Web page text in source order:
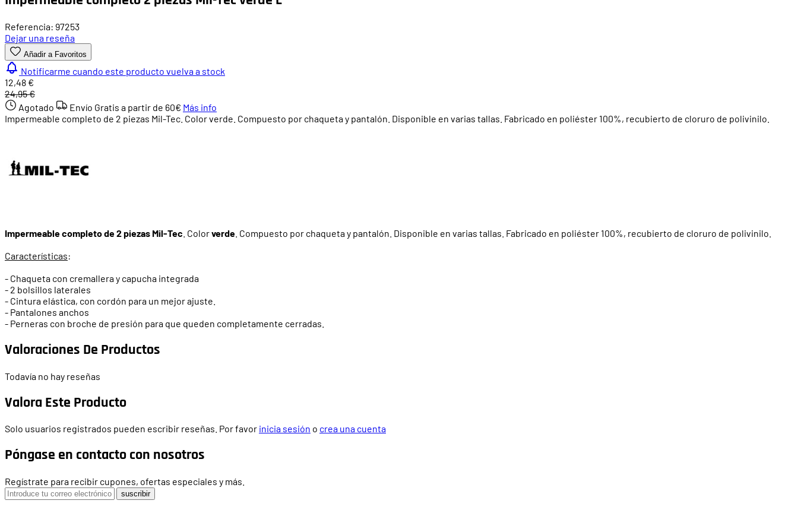
Referencia: 97253
Dejar una reseña
Añadir a Favoritos
Notificarme cuando este producto vuelva a stock
12,48 €
24,95 €
Agotado
Envío Gratis a partir de 60€ Más info
Impermeable completo de 2 piezas Mil-Tec. Color verde. Compuesto por chaqueta y pantalón. Disponible en varias tallas. Fabricado en poliéster 100%, recubierto de cloruro de polivinilo.
Impermeable completo de 2 piezas Mil-Tec . Colorverde . Compuesto por chaqueta y pantalón. Disponible en varias tallas. Fabricado en poliéster 100%, recubierto de cloruro de polivinilo.
Características:
- Chaqueta con cremallera y capucha integrada
- 2 bolsillos laterales
- Cintura elástica, con cordón para un mejor ajuste.
- Pantalones anchos
- Perneras con broche de presión para que queden completamente cerradas.
Valoraciones De Productos
Todavía no hay reseñas
Valora Este Producto
Solo usuarios registrados pueden escribir reseñas. Por favor inicia sesión o crea una cuenta
Póngase en contacto con nosotros
Regístrate para recibir cupones, ofertas especiales y más.
suscribir